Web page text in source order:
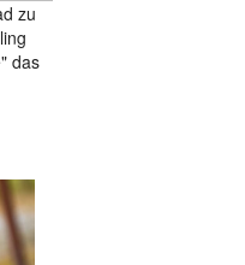
zu
das